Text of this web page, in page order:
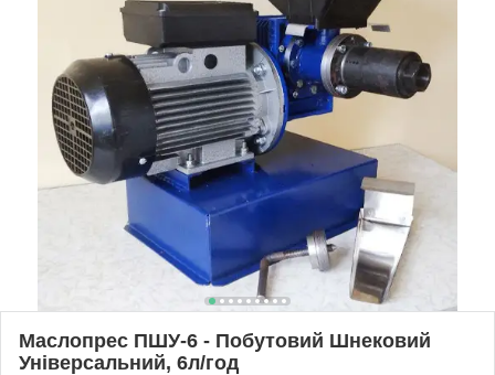
Маслопрес ПШУ-6 - Побутовий Шнековий
Універсальний, 6л/год